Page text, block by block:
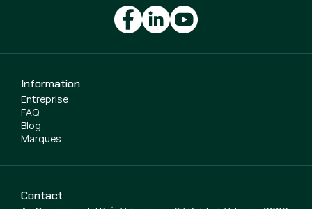
Information
Entreprise
FAQ
Blog
Marques
Contact